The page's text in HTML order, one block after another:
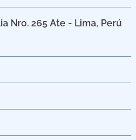
Nro. 265 Ate - Lima, Perú